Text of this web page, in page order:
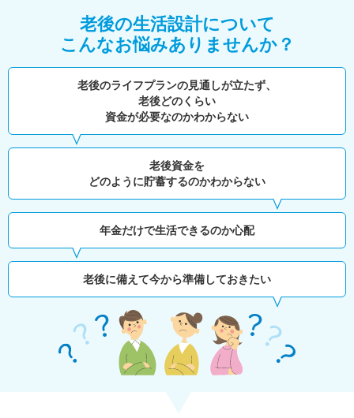
老後の生活設計について
こんなお悩みありませんか？
老後のライフプランの見通しが立たず、
老後どのくらい
資金が必要なのかわからない
老後資金を
どのように貯蓄するのかわからない
年金だけで生活できるのか心配
老後に備えて今から準備しておきたい